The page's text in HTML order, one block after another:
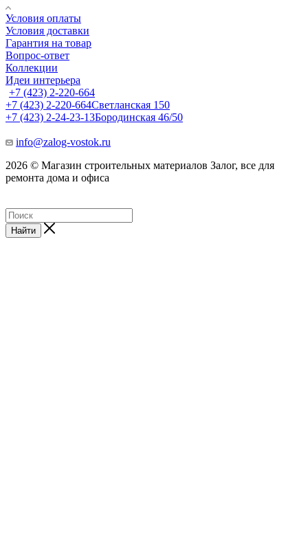
Условия оплаты
Условия доставки
Гарантия на товар
Вопрос-ответ
Коллекции
Идеи интерьера
+7 (423) 2-220-664
+7 (423) 2-220-664Светланская 150
+7 (423) 2-24-23-13Бородинская 46/50
info@zalog-vostok.ru
2026 © Магазин строительных материалов Залог, все для
ремонта дома и офиса
Найти